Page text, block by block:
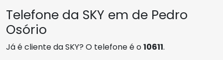
Telefone da SKY em de Pedro
Osório
Já é cliente da SKY? O telefone é o10611.